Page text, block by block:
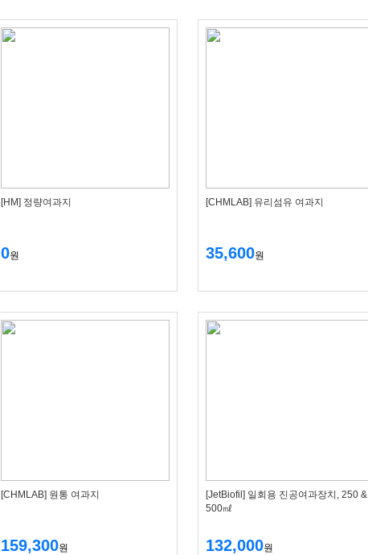
[HM] 정량여과지
0원
[CHMLAB] 유리섬유 여과지
35,600원
[CHMLAB] 원통 여과지
159,300원
[JetBiofil] 일회용 진공여과장치, 250 &
500㎖
132,000원